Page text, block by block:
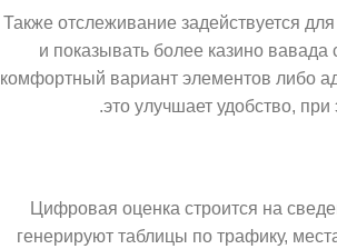
Также отслеживание задействуется
и показывать более казино
комфортный вариант элементов либо
это улучшает удобство,
Цифровая оценка строится на
генерируют таблицы по трафику,